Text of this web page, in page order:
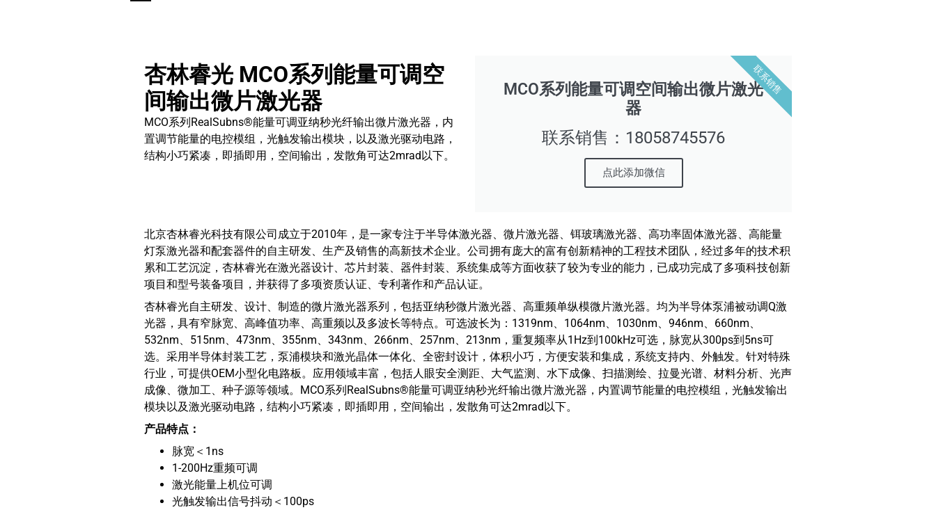
杏林睿光 MCO系列能量可调空
间输出微片激光器
MCO系列RealSubns®能量可调亚纳秒光纤输出微片激光器，内
置调节能量的电控模组，光触发输出模块，以及激光驱动电路，
结构小巧紧凑，即插即用，空间输出，发散角可达2mrad以下。
MCO系列能量可调空间输出微片激光
器
联系销售：18058745576
点此添加微信
联系销售
北京杏林睿光科技有限公司成立于2010年，是一家专注于半导体激光器、微片激光器、铒玻璃激光器、高功率固体激光器、高能量
灯泵激光器和配套器件的自主研发、生产及销售的高新技术企业。公司拥有庞大的富有创新精神的工程技术团队，经过多年的技术积
累和工艺沉淀，杏林睿光在激光器设计、芯片封装、器件封装、系统集成等方面收获了较为专业的能力，已成功完成了多项科技创新
项目和型号装备项目，并获得了多项资质认证、专利著作和产品认证。
杏林睿光自主研发、设计、制造的微片激光器系列，包括亚纳秒微片激光器、高重频单纵模微片激光器。均为半导体泵浦被动调Q激
光器，具有窄脉宽、高峰值功率、高重频以及多波长等特点。可选波长为：1319nm、1064nm、1030nm、946nm、660nm、
532nm、515nm、473nm、355nm、343nm、266nm、257nm、213nm，重复频率从1Hz到100kHz可选，脉宽从300ps到5ns可
选。采用半导体封装工艺，泵浦模块和激光晶体一体化、全密封设计，体积小巧，方便安装和集成，系统支持内、外触发。针对特殊
行业，可提供OEM小型化电路板。应用领域丰富，包括人眼安全测距、大气监测、水下成像、扫描测绘、拉曼光谱、材料分析、光声
成像、微加工、种子源等领域。MCO系列RealSubns®能量可调亚纳秒光纤输出微片激光器，内置调节能量的电控模组，光触发输出
模块以及激光驱动电路，结构小巧紧凑，即插即用，空间输出，发散角可达2mrad以下。
产品特点：
脉宽＜1ns
1-200Hz重频可调
激光能量上机位可调
光触发输出信号抖动＜100ps